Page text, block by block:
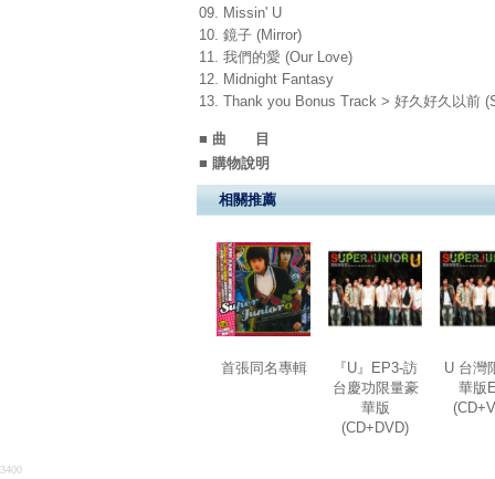
09. Missin' U
10. 鏡子 (Mirror)
11. 我們的愛 (Our Love)
12. Midnight Fantasy
13. Thank you Bonus Track > 好久好久以前
■ 曲 目
■ 購物說明
相關推薦
首張同名專輯
『U』EP3-訪
台慶功限量豪
華版
(CD+DVD)
U 台灣
華版
3400